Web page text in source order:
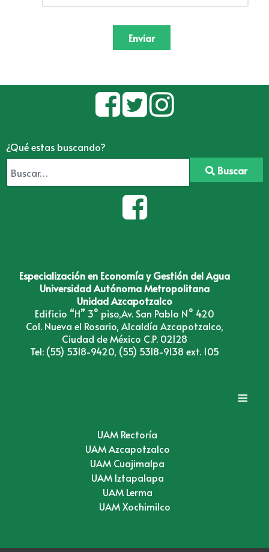
Enviar
¿Qué estas buscando?
Buscar
Especialización en Economía y Gestión del Agua
Universidad Autónoma Metropolitana
Unidad Azcapotzalco
Edificio “H” 3° piso,Av. San Pablo N° 420
Col. Nueva el Rosario, Alcaldía Azcapotzalco,
Ciudad de México C.P. 02128
Tel: (55) 5318-9420, (55) 5318-9138 ext. 105
≡
UAM Rectoría
UAM Azcapotzalco
UAM Cuajimalpa
UAM Iztapalapa
UAM Lerma
UAM Xochimilco